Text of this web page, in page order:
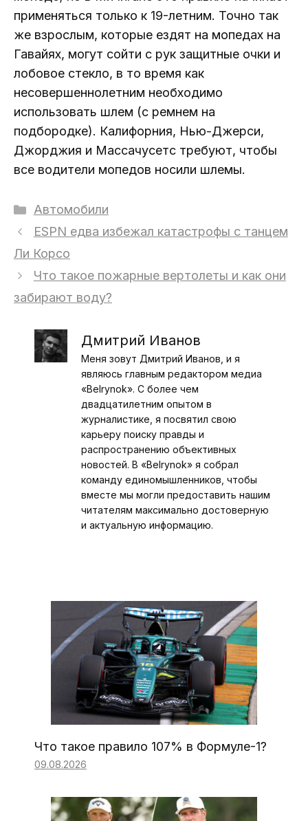
применяться только к 19-летним. Точно так
же взрослым, которые ездят на мопедах на
Гавайях, могут сойти с рук защитные очки и
лобовое стекло, в то время как
несовершеннолетним необходимо
использовать шлем (с ремнем на
подбородке). Калифорния, Нью-Джерси,
Джорджия и Массачусетс требуют, чтобы
все водители мопедов носили шлемы.
Рубрики
Автомобили
ESPN едва избежал катастрофы с танцем
Ли Корсо
Что такое пожарные вертолеты и как они
забирают воду?
Дмитрий Иванов
Меня зовут Дмитрий Иванов, и я
являюсь главным редактором медиа
«Belrynok». С более чем
двадцатилетним опытом в
журналистике, я посвятил свою
карьеру поиску правды и
распространению объективных
новостей. В «Belrynok» я собрал
команду единомышленников, чтобы
вместе мы могли предоставить нашим
читателям максимально достоверную
и актуальную информацию.
Что такое правило 107% в Формуле-1?
09.08.2026